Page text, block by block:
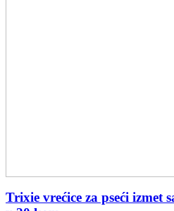
Trixie vrećice za pseći izmet